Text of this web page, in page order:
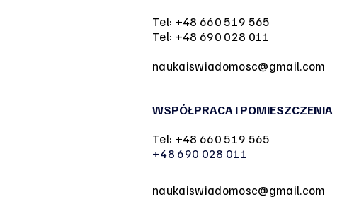
Tel: +48 660 519 565
Tel: +48 690 028 011
naukaiswiadomosc@gmail.com
WSPÓŁPRACA I POMIESZCZENIA
Tel: +48 660 519 565
+48 690 028 011
naukaiswiadomosc@gmail.com